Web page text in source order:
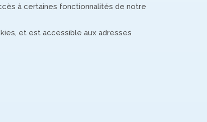
à certaines fonctionnalités de notre
et est accessible aux adresses